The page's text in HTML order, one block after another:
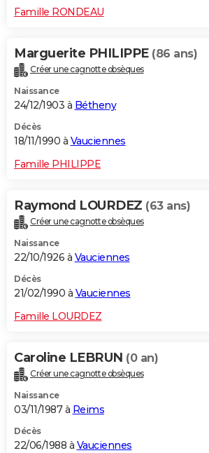
Famille RONDEAU
Marguerite PHILIPPE (86 ans)
Créer une cagnotte obsèques
Naissance
24/12/1903 à Bétheny
Décès
18/11/1990 à Vauciennes
Famille PHILIPPE
Raymond LOURDEZ (63 ans)
Créer une cagnotte obsèques
Naissance
22/10/1926 à Vauciennes
Décès
21/02/1990 à Vauciennes
Famille LOURDEZ
Caroline LEBRUN (0 an)
Créer une cagnotte obsèques
Naissance
03/11/1987 à Reims
Décès
22/06/1988 à Vauciennes